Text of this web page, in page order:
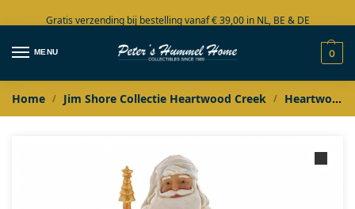
Gratis verzending bij bestelling vanaf € 39,00 in NL, BE & DE
Grote collectie in voorraad
MENU 0
Home / Jim Shore Collectie Heartwood Creek / Heartwood Creek by Jim Shore De Complete Collectie